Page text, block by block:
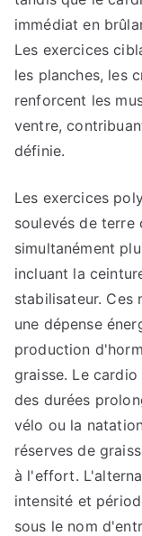
immédiat en
Les exercices
les planches, les
renforcent les
ventre,
définie.
Les exercices
soulevés de terre
simultanément
incluant la
stabilisateur. Ces
une dépense
production
graisse. Le
des durées
vélo ou la
réserves de
à l'effort.
intensité et
sous le nom